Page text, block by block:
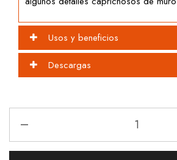
Usos y beneficios
Descargas